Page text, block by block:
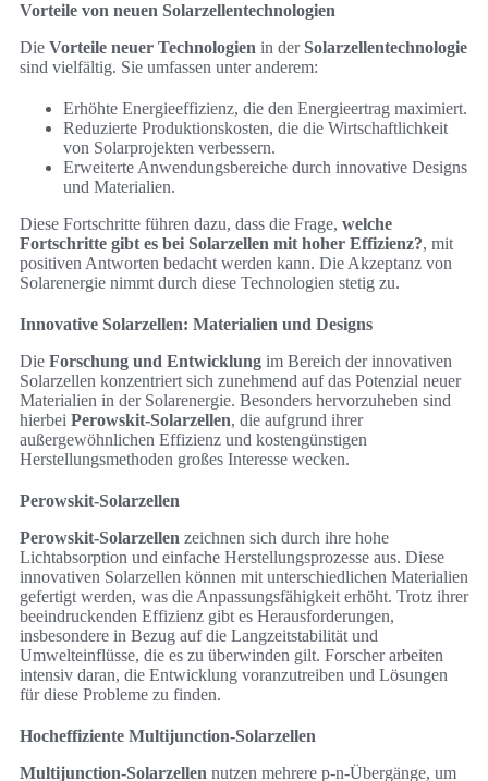
Vorteile von neuen Solarzellentechnologien
Die Vorteile neuer Technologien in derSolarzellentechnologie
sind vielfältig. Sie umfassen unter anderem:
Erhöhte Energieeffizienz, die den Energieertrag maximiert.
Reduzierte Produktionskosten, die die Wirtschaftlichkeit
von Solarprojekten verbessern.
Erweiterte Anwendungsbereiche durch innovative Designs
und Materialien.
Diese Fortschritte führen dazu, dass die Frage, welche
Fortschritte gibt es bei Solarzellen mit hoher Effizienz?, mit
positiven Antworten bedacht werden kann. Die Akzeptanz von
Solarenergie nimmt durch diese Technologien stetig zu.
Innovative Solarzellen: Materialien und Designs
Die Forschung und Entwicklung im Bereich der innovativen
Solarzellen konzentriert sich zunehmend auf das Potenzial neuer
Materialien in der Solarenergie. Besonders hervorzuheben sind
hierbei Perowskit-Solarzellen, die aufgrund ihrer
außergewöhnlichen Effizienz und kostengünstigen
Herstellungsmethoden großes Interesse wecken.
Perowskit-Solarzellen
Perowskit-Solarzellen zeichnen sich durch ihre hohe
Lichtabsorption und einfache Herstellungsprozesse aus. Diese
innovativen Solarzellen können mit unterschiedlichen Materialien
gefertigt werden, was die Anpassungsfähigkeit erhöht. Trotz ihrer
beeindruckenden Effizienz gibt es Herausforderungen,
insbesondere in Bezug auf die Langzeitstabilität und
Umwelteinflüsse, die es zu überwinden gilt. Forscher arbeiten
intensiv daran, die Entwicklung voranzutreiben und Lösungen
für diese Probleme zu finden.
Hocheffiziente Multijunction-Solarzellen
Multijunction-Solarzellen nutzen mehrere p-n-Übergänge, um